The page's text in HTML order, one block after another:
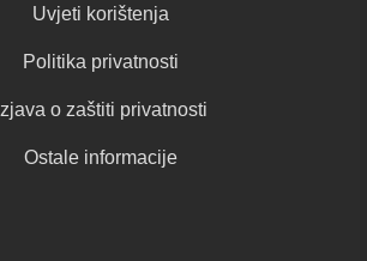
Uvjeti korištenja
Politika privatnosti
Izjava o zaštiti privatnosti
Ostale informacije